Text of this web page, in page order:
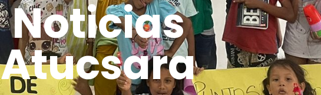
Noticias
Atucsara